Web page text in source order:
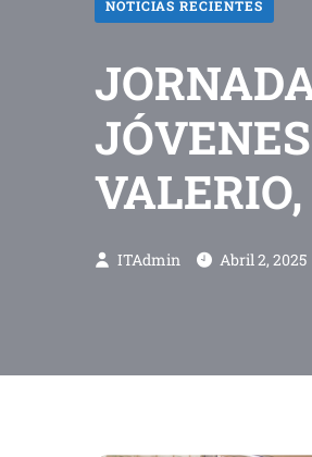
NOTICIAS RECIENTES
ITAdmin Abril 2, 2025